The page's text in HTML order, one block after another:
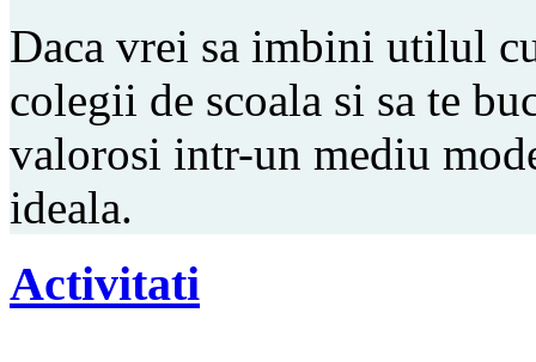
Daca vrei sa imbini utilul
colegii de scoala si sa te
valorosi intr-un mediu
ideala.
Activitati